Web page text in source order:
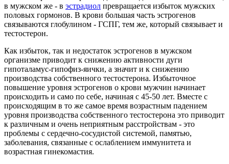
в мужском же - в эстрадиол превращается избыток мужских
половых гормонов. В крови большая часть эстрогенов
связываются глобулином - ГСПГ, тем же, который связывает и
тестостерон.
Как избыток, так и недостаток эстрогенов в мужском
организме приводит к снижению активности дуги
гипоталамус-гипофиз-яички, а значит и к снижению
производства собственного тестостерона. Избыточное
повышение уровня эстрогенов о крови мужчин начинает
происходить и само по себе, начиная с 45-50 лет. Вместе с
происходящим в то же самое время возрастным падением
уровня производства собственного тестостерона это приводит
к различным и очень неприятным расстройствам - это
проблемы с сердечно-сосудистой системой, памятью,
заболевания, связанные с ослаблением иммунитета и
возрастная гинекомастия.